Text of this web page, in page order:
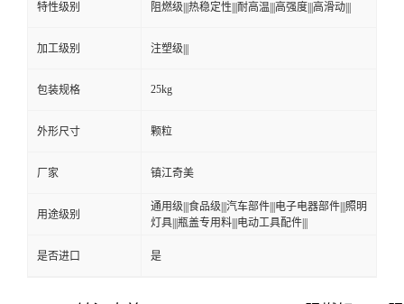
特性级别 阻燃级|||热稳定性|||耐高温|||高强度|||高滑动|||
加工级别 注塑级|||
包装规格 25kg
外形尺寸 颗粒
厂家 镇江奇美
用途级别
通用级|||食品级|||汽车部件|||电子电器部件|||照明
灯具|||瓶盖专用料|||电动工具配件|||
是否进口 是